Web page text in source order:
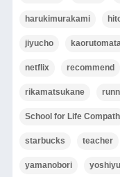
harukimurakami
jiyucho kaorutomata
netflix recommend
rikamatsukane
School for Life Compath
starbucks teacher
yamanobori